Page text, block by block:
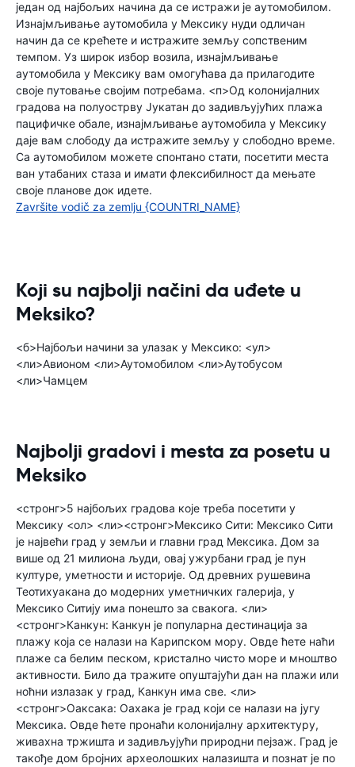
један од најбољих начина да се истражи је аутомобилом.
Изнајмљивање аутомобила у Мексику нуди одличан
начин да се крећете и истражите земљу сопственим
темпом. Уз широк избор возила, изнајмљивање
аутомобила у Мексику вам омогућава да прилагодите
своје путовање својим потребама. <п>Од колонијалних
градова на полуострву Јукатан до задивљујућих плажа
пацифичке обале, изнајмљивање аутомобила у Мексику
даје вам слободу да истражите земљу у слободно време.
Са аутомобилом можете спонтано стати, посетити места
ван утабаних стаза и имати флексибилност да мењате
своје планове док идете.
Završite vodič za zemlju {COUNTRI_NAME}
Koji su najbolji načini da uđete u
Meksiko?
<б>Најбољи начини за улазак у Мексико: <ул>
<ли>Авионом <ли>Аутомобилом <ли>Аутобусом
<ли>Чамцем
Najbolji gradovi i mesta za posetu u
Meksiko
<стронг>5 најбољих градова које треба посетити у
Мексику <ол> <ли><стронг>Мексико Сити: Мексико Сити
је највећи град у земљи и главни град Мексика. Дом за
више од 21 милиона људи, овај ужурбани град је пун
културе, уметности и историје. Од древних рушевина
Теотихуакана до модерних уметничких галерија, у
Мексико Ситију има понешто за свакога. <ли>
<стронг>Канкун: Канкун је популарна дестинација за
плажу која се налази на Карипском мору. Овде ћете наћи
плаже са белим песком, кристално чисто море и мноштво
активности. Било да тражите опуштајући дан на плажи или
ноћни излазак у град, Канкун има све. <ли>
<стронг>Оаксака: Оахака је град који се налази на југу
Мексика. Овде ћете пронаћи колонијалну архитектуру,
живахна тржишта и задивљујући природни пејзаж. Град је
такође дом бројних археолошких налазишта и познат је по